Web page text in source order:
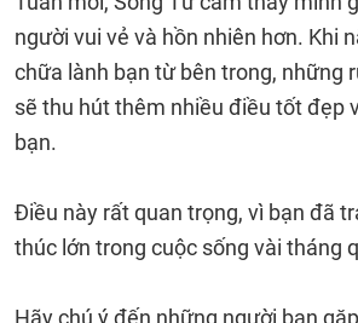
người vui vẻ và hồn nhiên hơn. Khi
chữa lành bạn từ bên trong, những
sẽ thu hút thêm nhiều điều tốt đẹp
bạn.
Điều này rất quan trọng, vì bạn đã
thúc lớn trong cuộc sống vài tháng
Hãy chú ý đến những người bạn